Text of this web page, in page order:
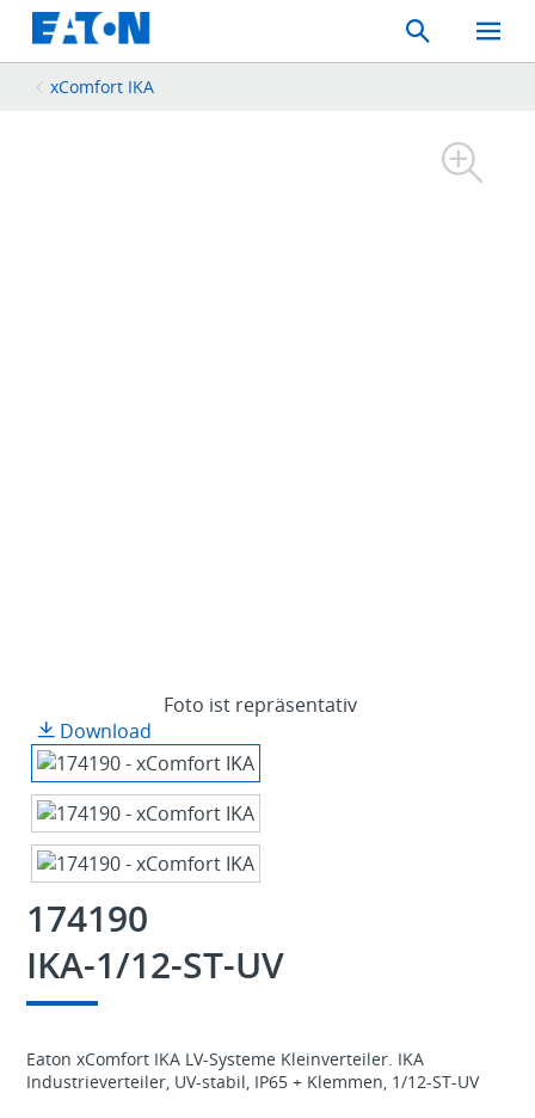
Search
Toggle
Mobile
xComfort IKA
Foto ist repräsentativ
Download
174190
IKA-1/12-ST-UV
Eaton xComfort IKA LV-Systeme Kleinverteiler. IKA
Industrieverteiler, UV-stabil, IP65 + Klemmen, 1/12-ST-UV